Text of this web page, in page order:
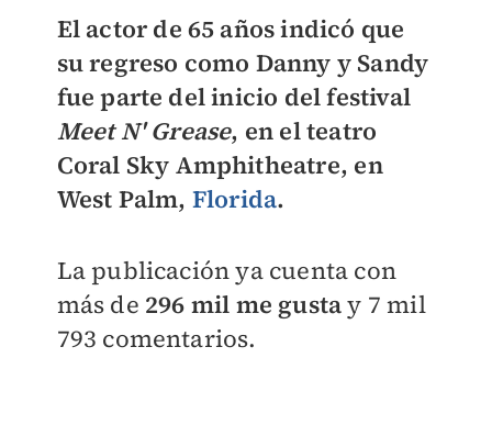
El actor de 65 años indicó que
su regreso como Danny y Sandy
fue parte del inicio del festival
Meet N' Grease, en el teatro
Coral Sky Amphitheatre, en
West Palm, Florida.
La publicación ya cuenta con
más de 296 mil me gustay 7 mil
793 comentarios.